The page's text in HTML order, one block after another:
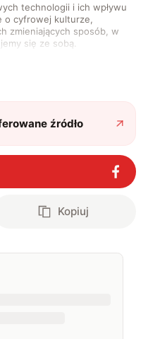
technologii i ich wpływu
o cyfrowej kulturze,
zmieniających sposób, w
się ze sobą.
popkulturą. W wolnych
źródło
Kopiuj